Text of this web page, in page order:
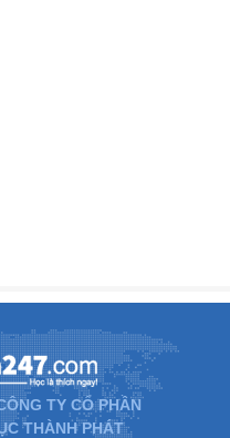
TY CỔ PHẦN
THÀNH PHÁT